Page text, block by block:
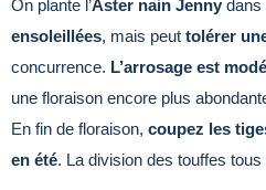
On plante l’Aster nain Jenny dans
ensoleillées, mais peut tolérer
concurrence. L’arrosage est
une floraison encore plus
En fin de floraison, coupez les
en été. La division des touffes tous